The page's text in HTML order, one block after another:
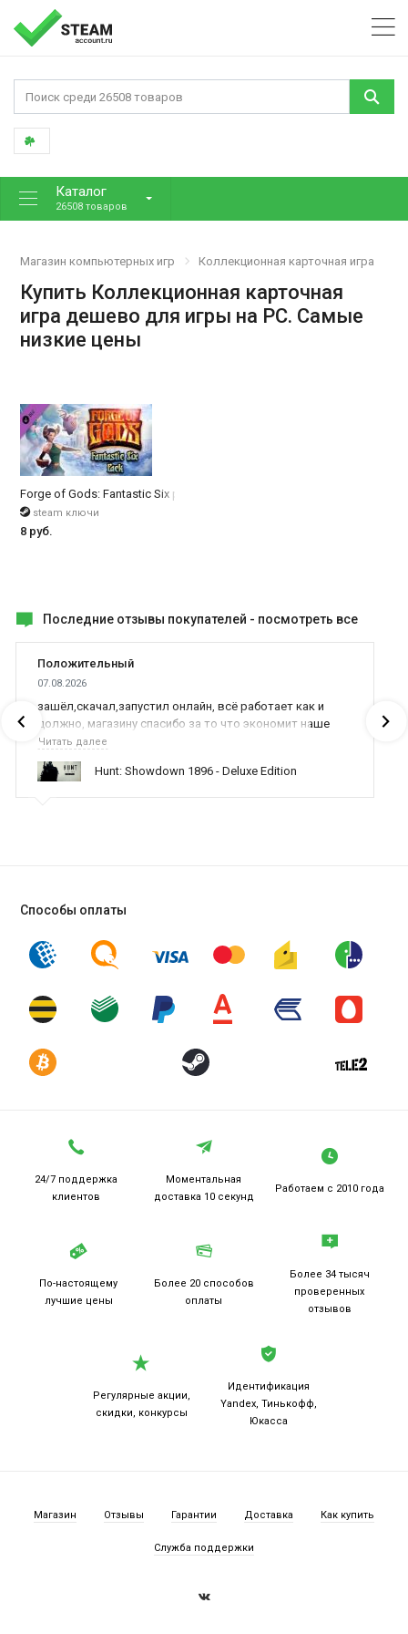
Каталог
26508 товаров
Магазин компьютерных игр Коллекционная карточная игра
Купить Коллекционная карточная
игра дешево для игры на PC. Самые
низкие цены
Forge of Gods: Fantastic Six pack
steam ключи
8 руб.
Последние отзывы покупателей - посмотреть все
Положительный
07.08.2026
зашёл,скачал,запустил онлайн, всё работает как и
должно, магазину спасибо за то что экономит наше
время,нервы и деньги, ребята вы красава оказываете
оказываете помощь
Читать далее
Hunt: Showdown 1896 - Deluxe Edition
Способы оплаты
24/7 поддержка
клиентов
Моментальная
доставка 10 секунд
Работаем с 2010 года
По-настоящему
лучшие цены
Более 20 способов
оплаты
Более 34 тысяч
проверенных
отзывов
Регулярные акции,
скидки, конкурсы
Идентификация
Yandex, Тинькофф,
Юкасса
Магазин Отзывы Гарантии Доставка Как купить
Служба поддержки